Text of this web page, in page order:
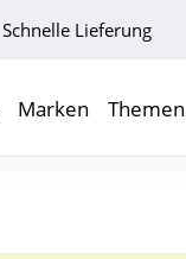
Schnelle Lieferung
Marken Themen